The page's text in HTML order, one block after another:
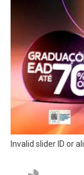
Invalid slider ID or